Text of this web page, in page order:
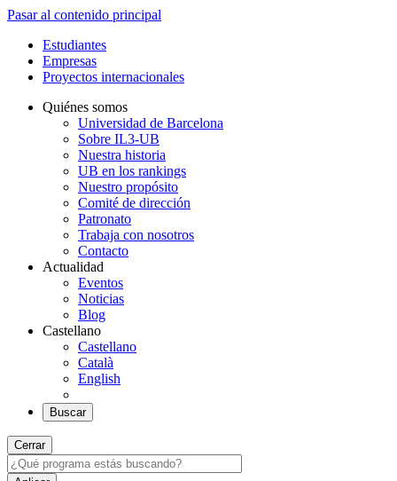
Pasar al contenido principal
Estudiantes
Empresas
Proyectos internacionales
Quiénes somos
Universidad de Barcelona
Sobre IL3-UB
Nuestra historia
UB en los rankings
Nuestro propósito
Comité de dirección
Patronato
Trabaja con nosotros
Contacto
Actualidad
Eventos
Noticias
Blog
Castellano
Castellano
Català
English
Buscar
Cerrar